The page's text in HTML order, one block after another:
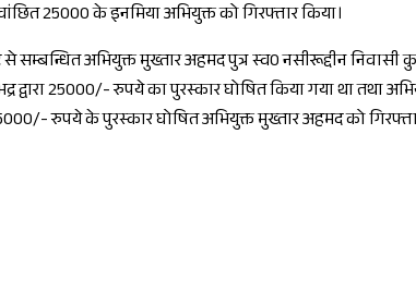
₹25000 के इनमिया अभियुक्त को गिरफ्तार किया।
अभियुक्त मुख्तार अहमद पुत्र स्व0 नसीरूद्दीन निवासी
25000/- रुपये का पुरस्कार घोषित किया गया था तथा
रुपये के पुरस्कार घोषित अभियुक्त मुख्तार अहमद को